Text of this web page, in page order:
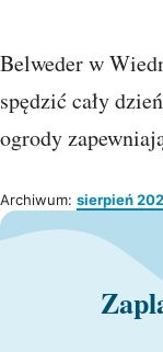
Belweder w
spędzić cały
ogrody
Archiwum: sierpień